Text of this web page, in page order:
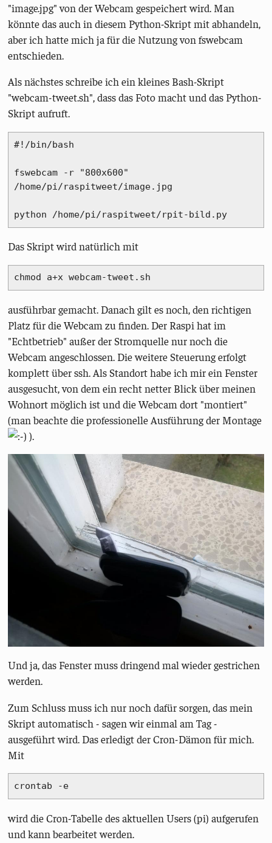
"image.jpg" von der Webcam gespeichert wird. Man
könnte das auch in diesem Python-Skript mit abhandeln,
aber ich hatte mich ja für die Nutzung von fswebcam
entschieden.
Als nächstes schreibe ich ein kleines Bash-Skript
"webcam-tweet.sh", dass das Foto macht und das Python-
Skript aufruft.
#!/bin/bash
fswebcam -r "800x600"
/home/pi/raspitweet/image.jpg
python /home/pi/raspitweet/rpit-bild.py
Das Skript wird natürlich mit
chmod a+x webcam-tweet.sh
ausführbar gemacht. Danach gilt es noch, den richtigen
Platz für die Webcam zu finden. Der Raspi hat im
"Echtbetrieb" außer der Stromquelle nur noch die
Webcam angeschlossen. Die weitere Steuerung erfolgt
komplett über ssh. Als Standort habe ich mir ein Fenster
ausgesucht, von dem ein recht netter Blick über meinen
Wohnort möglich ist und die Webcam dort "montiert"
(man beachte die professionelle Ausführung der Montage
).
Und ja, das Fenster muss dringend mal wieder gestrichen
werden.
Zum Schluss muss ich nur noch dafür sorgen, das mein
Skript automatisch - sagen wir einmal am Tag -
ausgeführt wird. Das erledigt der Cron-Dämon für mich.
Mit
crontab -e
wird die Cron-Tabelle des aktuellen Users (pi) aufgerufen
und kann bearbeitet werden.